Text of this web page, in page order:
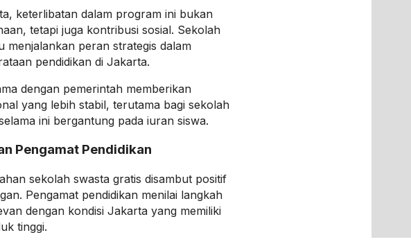
keterlibatan dalam program ini bukan
tetapi juga kontribusi sosial. Sekolah
menjalankan peran strategis dalam
pendidikan di Jakarta.
dengan pemerintah memberikan
yang lebih stabil, terutama bagi sekolah
ini bergantung pada iuran siswa.
Pengamat Pendidikan
sekolah swasta gratis disambut positif
Pengamat pendidikan menilai langkah
dengan kondisi Jakarta yang memiliki
tinggi.